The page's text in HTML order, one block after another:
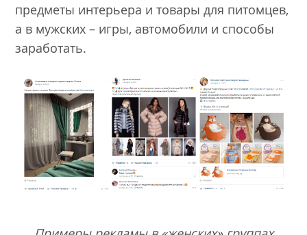
предметы интерьера и товары для питомцев,
а в мужских – игры, автомобили и способы
заработать.